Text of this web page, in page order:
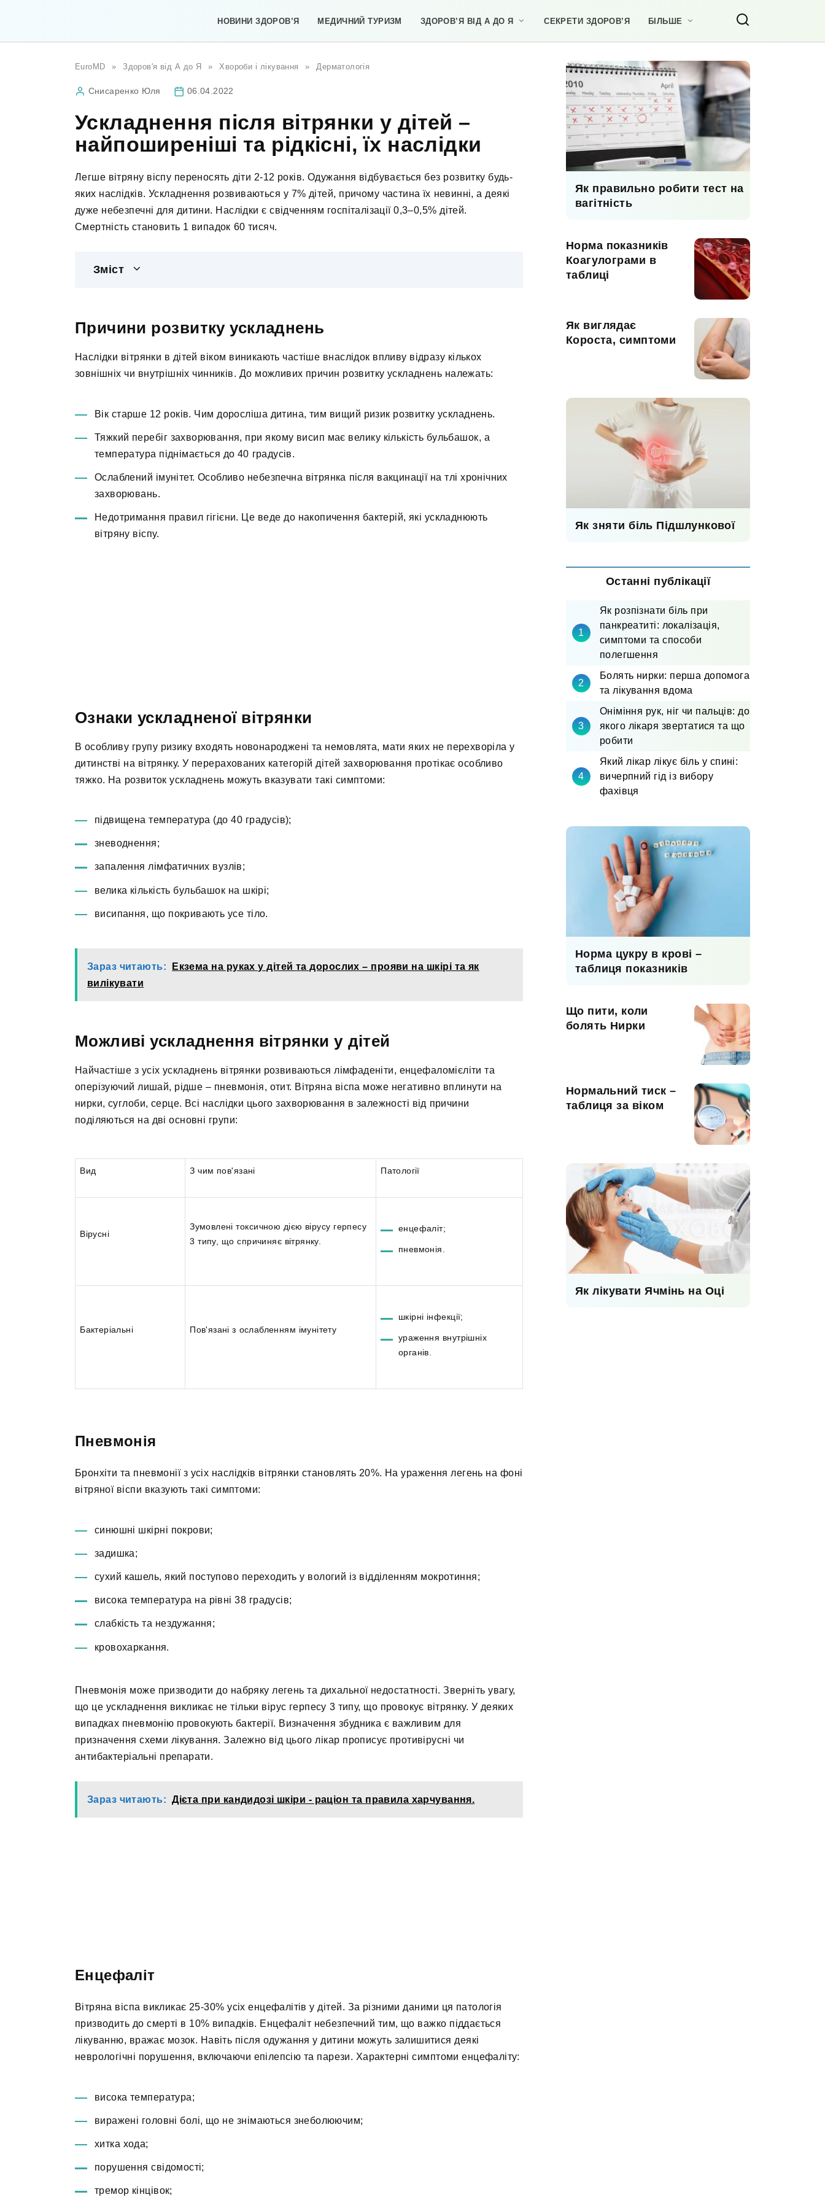
НОВИНИ ЗДОРОВ’Я МЕДИЧНИЙ ТУРИЗМ ЗДОРОВ’Я ВІД А ДО Я СЕКРЕТИ ЗДОРОВ’Я БІЛЬШЕ
EuroMD » Здоров'я від А до Я » Хвороби і лікування » Дерматологія
Снисаренко Юля 06.04.2022
Ускладнення після вітрянки у дітей –
найпоширеніші та рідкісні, їх наслідки
Легше вітряну віспу переносять діти 2-12 років. Одужання відбувається без розвитку будь-
яких наслідків. Ускладнення розвиваються у 7% дітей, причому частина їх невинні, а деякі
дуже небезпечні для дитини. Наслідки є свідченням госпіталізації 0,3–0,5% дітей.
Смертність становить 1 випадок 60 тисяч.
Зміст
Причини розвитку ускладнень
Наслідки вітрянки в дітей віком виникають частіше внаслідок впливу відразу кількох
зовнішніх чи внутрішніх чинників. До можливих причин розвитку ускладнень належать:
Вік старше 12 років. Чим доросліша дитина, тим вищий ризик розвитку ускладнень.
Тяжкий перебіг захворювання, при якому висип має велику кількість бульбашок, а
температура піднімається до 40 градусів.
Ослаблений імунітет. Особливо небезпечна вітрянка після вакцинації на тлі хронічних
захворювань.
Недотримання правил гігієни. Це веде до накопичення бактерій, які ускладнюють
вітряну віспу.
Ознаки ускладненої вітрянки
В особливу групу ризику входять новонароджені та немовлята, мати яких не перехворіла у
дитинстві на вітрянку. У перерахованих категорій дітей захворювання протікає особливо
тяжко. На розвиток ускладнень можуть вказувати такі симптоми:
підвищена температура (до 40 градусів);
зневоднення;
запалення лімфатичних вузлів;
велика кількість бульбашок на шкірі;
висипання, що покривають усе тіло.
Зараз читають:
Екзема на руках у дітей та дорослих – прояви на шкірі та як
вилікувати
Можливі ускладнення вітрянки у дітей
Найчастіше з усіх ускладнень вітрянки розвиваються лімфаденіти, енцефаломієліти та
оперізуючий лишай, рідше – пневмонія, отит. Вітряна віспа може негативно вплинути на
нирки, суглоби, серце. Всі наслідки цього захворювання в залежності від причини
поділяються на дві основні групи:
Вид З чим пов'язані Патології
Вірусні
Зумовлені токсичною дією вірусу герпесу
3 типу, що спричиняє вітрянку.
енцефаліт;
пневмонія.
Бактеріальні Пов'язані з ослабленням імунітету
шкірні інфекції;
ураження внутрішніх
органів.
Пневмонія
Бронхіти та пневмонії з усіх наслідків вітрянки становлять 20%. На ураження легень на фоні
вітряної віспи вказують такі симптоми:
синюшні шкірні покрови;
задишка;
сухий кашель, який поступово переходить у вологий із відділенням мокротиння;
висока температура на рівні 38 градусів;
слабкість та нездужання;
кровохаркання.
Пневмонія може призводити до набряку легень та дихальної недостатності. Зверніть увагу,
що це ускладнення викликає не тільки вірус герпесу 3 типу, що провокує вітрянку. У деяких
випадках пневмонію провокують бактерії. Визначення збудника є важливим для
призначення схеми лікування. Залежно від цього лікар прописує противірусні чи
антибактеріальні препарати.
Зараз читають: Дієта при кандидозі шкіри - раціон та правила харчування.
Енцефаліт
Вітряна віспа викликає 25-30% усіх енцефалітів у дітей. За різними даними ця патологія
призводить до смерті в 10% випадків. Енцефаліт небезпечний тим, що важко піддається
лікуванню, вражає мозок. Навіть після одужання у дитини можуть залишитися деякі
неврологічні порушення, включаючи епілепсію та парези. Характерні симптоми енцефаліту:
висока температура;
виражені головні болі, що не знімаються знеболюючим;
хитка хода;
порушення свідомості;
тремор кінцівок;
Як правильно робити тест на
вагітність
Норма показників
Коагулограми в
таблиці
Як виглядає
Короста, симптоми
Як зняти біль Підшлункової
Останні публікації
Як розпізнати біль при
панкреатиті: локалізація,
симптоми та способи
полегшення
Болять нирки: перша допомога
та лікування вдома
Оніміння рук, ніг чи пальців: до
якого лікаря звертатися та що
робити
Який лікар лікує біль у спині:
вичерпний гід із вибору
фахівця
Норма цукру в крові –
таблиця показників
Що пити, коли
болять Нирки
Нормальний тиск –
таблиця за віком
Як лікувати Ячмінь на Оці